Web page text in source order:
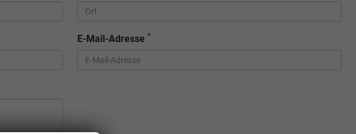
E-Mail-Adresse *